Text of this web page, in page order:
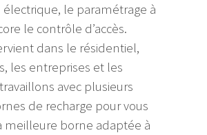
le paramétrage à
le contrôle d’accès.
dans le résidentiel,
les entreprises et les
avec plusieurs
de recharge pour vous
meilleure borne adaptée à